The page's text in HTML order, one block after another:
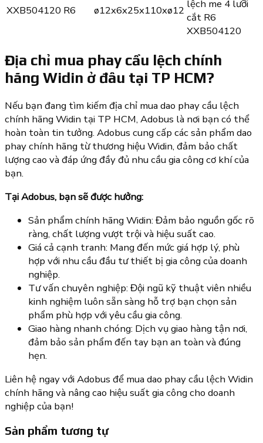
XXB504120 R6 ø12x6x25x110xø12 lệch me 4 lưỡi
cắt R6
XXB504120
Địa chỉ mua phay cầu lệch chính
hãng Widin ở đâu tại TP HCM?
Nếu bạn đang tìm kiếm địa chỉ mua dao phay cầu lệch
chính hãng Widin tại TP HCM, Adobus là nơi bạn có thể
hoàn toàn tin tưởng. Adobus cung cấp các sản phẩm dao
phay chính hãng từ thương hiệu Widin, đảm bảo chất
lượng cao và đáp ứng đầy đủ nhu cầu gia công cơ khí của
bạn.
Tại Adobus, bạn sẽ được hưởng:
Sản phẩm chính hãng Widin: Đảm bảo nguồn gốc rõ
ràng, chất lượng vượt trội và hiệu suất cao.
Giá cả cạnh tranh: Mang đến mức giá hợp lý, phù
hợp với nhu cầu đầu tư thiết bị gia công của doanh
nghiệp.
Tư vấn chuyên nghiệp: Đội ngũ kỹ thuật viên nhiều
kinh nghiệm luôn sẵn sàng hỗ trợ bạn chọn sản
phẩm phù hợp với yêu cầu gia công.
Giao hàng nhanh chóng: Dịch vụ giao hàng tận nơi,
đảm bảo sản phẩm đến tay bạn an toàn và đúng
hẹn.
Liên hệ ngay với Adobus để mua dao phay cầu lệch Widin
chính hãng và nâng cao hiệu suất gia công cho doanh
nghiệp của bạn!
Sản phẩm tương tự